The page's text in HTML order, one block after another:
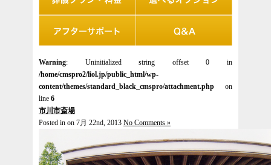
Warning: Uninitialized string offset 0 in
/home/cmspro2/liol.jp/public_html/wp-
content/themes/standard_black_cmspro/attachment.php on
line 6
市川市斎場
Posted in on 7月 22nd, 2013 No Comments »